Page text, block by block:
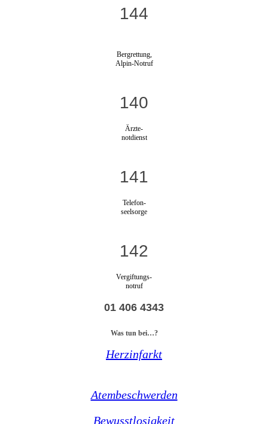
144
Bergrettung,
Alpin-Notruf
140
Ärzte-
notdienst
141
Telefon-
seelsorge
142
Vergiftungs-
notruf
01 406 4343
Was tun bei…?
Herzinfarkt
Atembeschwerden
Bewusstlosigkeit